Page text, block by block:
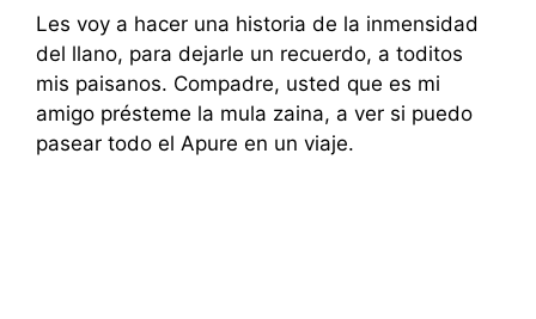
Les voy a hacer una historia de la inmensidad
del llano, para dejarle un recuerdo, a toditos
mis paisanos. Compadre, usted que es mi
amigo présteme la mula zaina, a ver si puedo
pasear todo el Apure en un viaje.